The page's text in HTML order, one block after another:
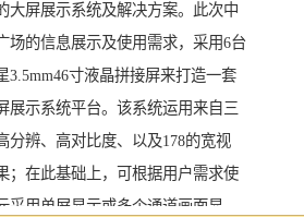
大屏展示系统及解决方案。此次中
场的信息展示及使用需求，采用6台
3.5mm46寸液晶拼接屏来打造一套
展示系统平台。该系统运用来自三
分辨、高对比度、以及178的宽视
；在此基础上，可根据用户需求使
采用单屏显示或多个通道画面显